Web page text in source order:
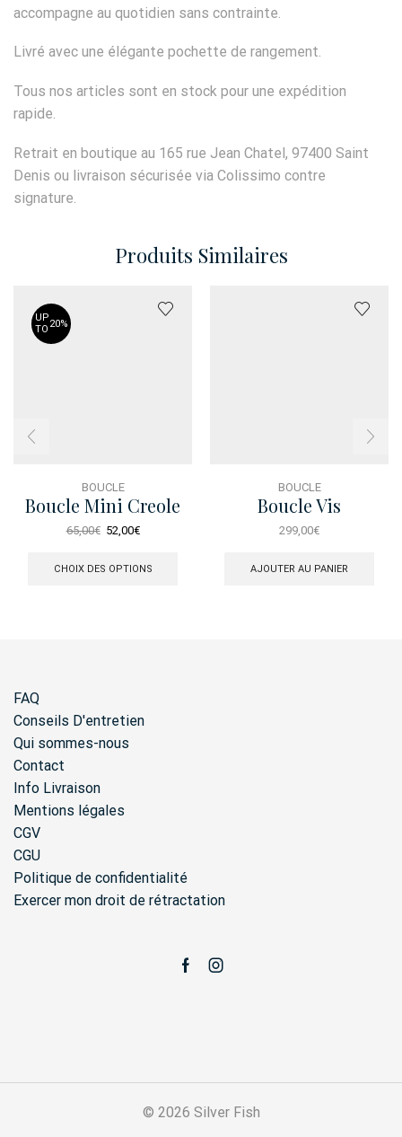
accompagne au quotidien sans contrainte.
Livré avec une élégante pochette de rangement.
Tous nos articles sont en stock pour une expédition
rapide.
Retrait en boutique au 165 rue Jean Chatel, 97400 Saint
Denis ou livraison sécurisée via Colissimo contre
signature.
Produits Similaires
UP
TO 20%
BOUCLE
Boucle Mini Creole
Enamel Etoile
65,00€ Le
initial
52,00€Le
actuel
CHOIX DES OPTIONS
BOUCLE
Boucle Vis
299,00€
AJOUTER AU PANIER
FAQ
Conseils D'entretien
Qui sommes-nous
Contact
Info Livraison
Mentions légales
CGV
CGU
Politique de confidentialité
Exercer mon droit de rétractation
FacebookInstagram
© 2026 Silver Fish